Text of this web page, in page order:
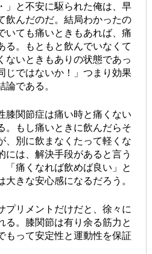
と不安に駆られた俺は、早
飲んだのだ。結局わかったの
いても痛いときもあれば、痛
る。もともと飲んでいなくて
ないときもありの状態であっ
じではないか！」つまり効果
論である。
関節症は痛い時と痛くない
。もし痛いときに飲んだらそ
、別に飲まなくたって軽くな
には、解決手段があると言う
「痛くなれば飲めば良い」と
きな安心感になるだろう。
リメントだけだと、徐々に
る。膝関節は有り余る筋力と
もって安定性と運動性を保証